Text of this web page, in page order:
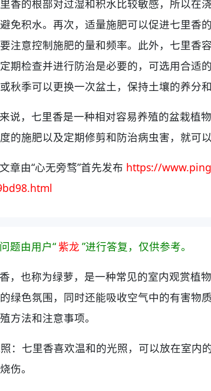
香的根部对过湿和积水比较敏感，所以在
免积水。再次，适量施肥可以促进七里香
注意控制施肥的量和频率。此外，七里香
期检查并进行防治是必要的，可选用合适
秋季可以更换一次盆土，保持土壤的养分
说，七里香是一种相对容易养殖的盆栽植
的施肥以及定期修剪和防治病虫害，就可
章由“心无旁骛”首先发布 https://
题由用户“紫龙 ”进行答复，仅供参考。
，也称为绿萝，是一种常见的室内观赏植
绿色氛围，同时还能吸收空气中的有害物
方法和注意事项。
：七里香喜欢温和的光照，可以放在室内
伤。